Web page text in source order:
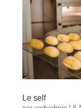
Le self